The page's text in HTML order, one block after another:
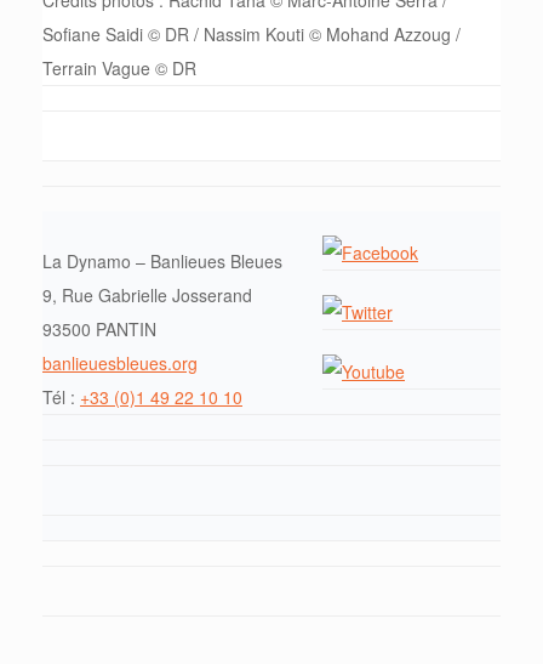
Sofiane Saidi © DR / Nassim Kouti © Mohand Azzoug /
Terrain Vague © DR
La Dynamo – Banlieues Bleues
9, Rue Gabrielle Josserand
93500 PANTIN
banlieuesbleues.org
Tél : +33 (0)1 49 22 10 10